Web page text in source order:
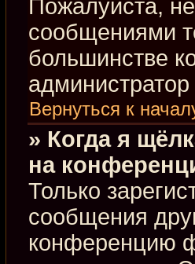
Пожалуйста,
сообщениями
большинстве
Вернуться к
» Когда я
на
Только
сообщения
конференцию